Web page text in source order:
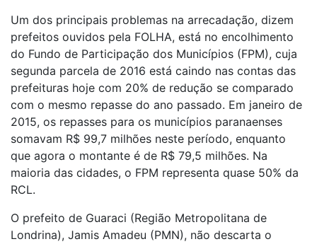
Um dos principais problemas na arrecadação, dizem
prefeitos ouvidos pela FOLHA, está no encolhimento
do Fundo de Participação dos Municípios (FPM), cuja
segunda parcela de 2016 está caindo nas contas das
prefeituras hoje com 20% de redução se comparado
com o mesmo repasse do ano passado. Em janeiro de
2015, os repasses para os municípios paranaenses
somavam R$ 99,7 milhões neste período, enquanto
que agora o montante é de R$ 79,5 milhões. Na
maioria das cidades, o FPM representa quase 50% da
RCL.
O prefeito de Guaraci (Região Metropolitana de
Londrina), Jamis Amadeu (PMN), não descarta o